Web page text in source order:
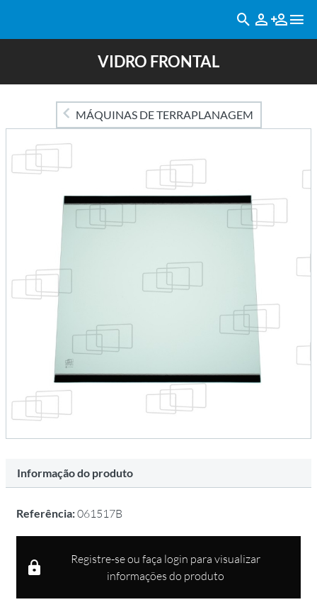
VIDRO FRONTAL
MÁQUINAS DE TERRAPLANAGEM
Informação do produto
Referência:061517B
Registre-se ou faça login para visualizar
informações do produto